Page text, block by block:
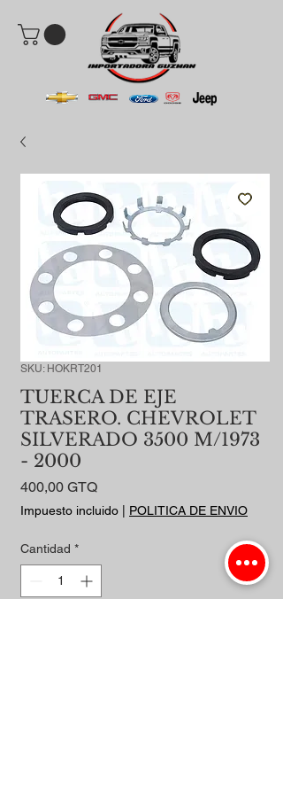
SKU: HOKRT201
TUERCA DE EJE
TRASERO. CHEVROLET
SILVERADO 3500 M/1973
- 2000
400,00 GTQPrecio
Impuesto incluido POLITICA DE ENVIO
Cantidad *